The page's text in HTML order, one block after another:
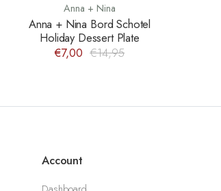
Anna + Nina
Anna + Nina Bord Schotel
Holiday Dessert Plate
€7,00 €14,95
Account